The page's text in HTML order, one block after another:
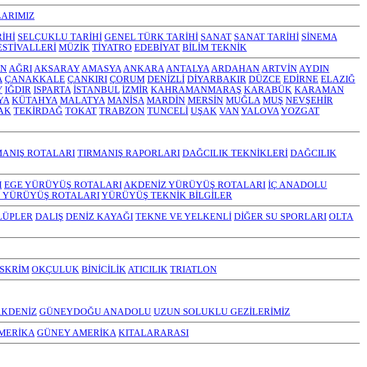
SELÇUKLU TARİHİ GENEL TÜRK TARİHİ SANAT SANAT TARİHİ SİNEMA
MÜZİK TİYATRO EDEBİYAT BİLİM TEKNİK
AĞRI AKSARAY AMASYA ANKARA ANTALYA ARDAHAN ARTVİN AYDIN
ÇANAKKALE ÇANKIRI ÇORUM DENİZLİ DİYARBAKIR DÜZCE EDİRNE ELAZIĞ
IĞDIR ISPARTA İSTANBUL İZMİR KAHRAMANMARAŞ KARABÜK KARAMAN
KÜTAHYA MALATYA MANİSA MARDİN MERSİN MUĞLA MUŞ NEVŞEHİR
TEKİRDAĞ TOKAT TRABZON TUNCELİ UŞAK VAN YALOVA YOZGAT
ROTALARI TIRMANIŞ RAPORLARI DAĞCILIK TEKNİKLERİ DAĞCILIK
EGE YÜRÜYÜŞ ROTALARI AKDENİZ YÜRÜYÜŞ ROTALARI İÇ ANADOLU
ROTALARIYÜRÜYÜŞ TEKNİK BİLGİLER
DALIŞ DENİZ KAYAĞI TEKNE VE YELKENLİ DİĞER SU SPORLARI OLTA
OKÇULUK BİNİCİLİK ATICILIK TRIATLON
GÜNEYDOĞU ANADOLU UZUN SOLUKLU GEZİLERİMİZ
GÜNEY AMERİKA KITALARARASI